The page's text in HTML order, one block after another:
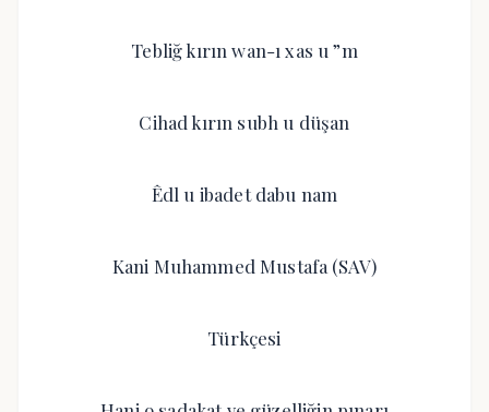
Tebliğ kırın wan-ı xas u ”m
Cihad kırın subh u düşan
Êdl u ibadet dabu nam
Kani Muhammed Mustafa (SAV)
Türkçesi